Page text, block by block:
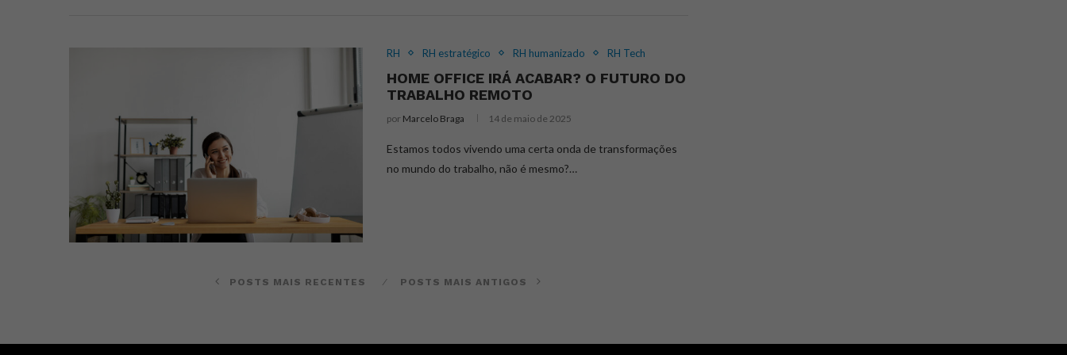
RH RH estratégico RH humanizado RH Tech
HOME OFFICE IRÁ ACABAR? O FUTURO DO
TRABALHO REMOTO
por Marcelo Braga 14 de maio de 2025
Estamos todos vivendo uma certa onda de transformações
no mundo do trabalho, não é mesmo?…
POSTS MAIS RECENTES POSTS MAIS ANTIGOS